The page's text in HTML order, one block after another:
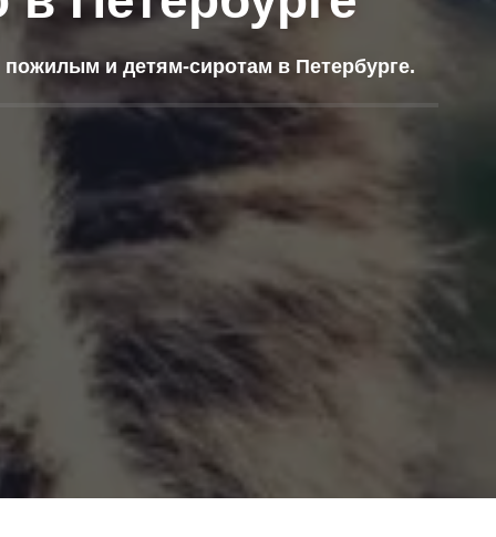
и детям-сиротам в Петербурге.